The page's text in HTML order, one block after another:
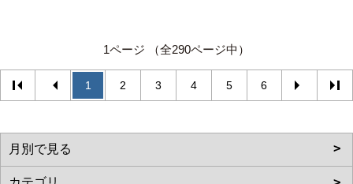
1ページ （全290ページ中）
1 2 3 4 5 6